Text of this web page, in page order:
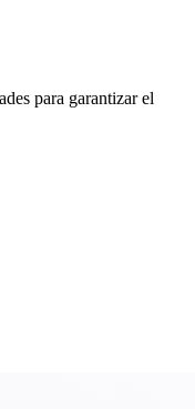
para garantizar el